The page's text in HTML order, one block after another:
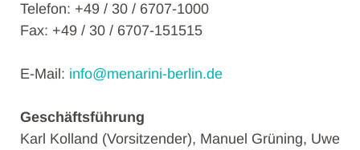
Telefon: +49 / 30 / 6707-1000
Fax: +49 / 30 / 6707-151515
E-Mail: info@menarini-berlin.de
Geschäftsführung
Karl Kolland (Vorsitzender), Manuel Grüning, Uwe